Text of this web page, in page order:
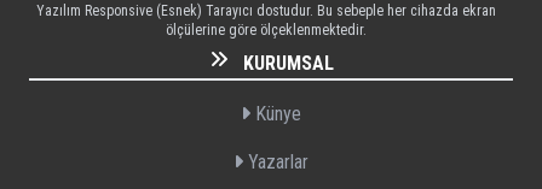
Yazılım Responsive (Esnek) Tarayıcı dostudur. Bu sebeple her cihazda ekran
ölçülerine göre ölçeklenmektedir.
KURUMSAL
Künye
Yazarlar